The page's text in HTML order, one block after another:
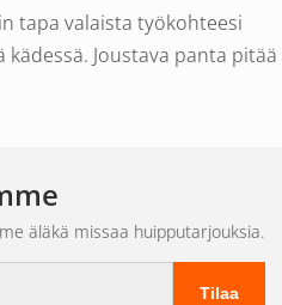
tapa valaista työkohteesi
Joustava panta pitää
automaattisesti katseesi
äläkä missaa huipputarjouksia.
Tilaa